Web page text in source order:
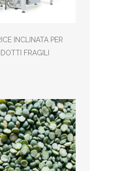
INCLINATA PER
FRAGILI